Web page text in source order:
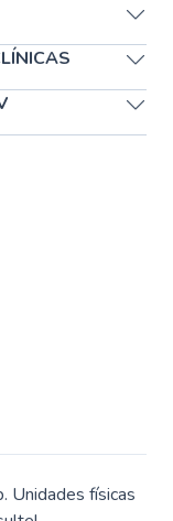
Unidades físicas